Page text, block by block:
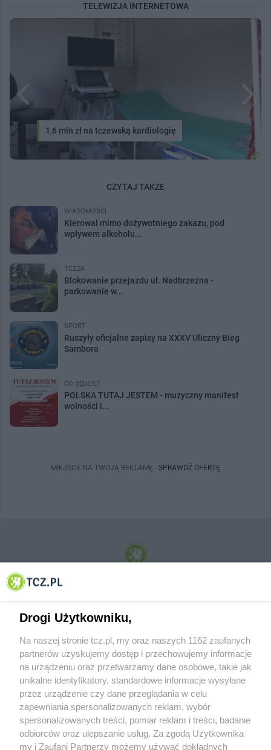
TELEWIZJA INTERNETOWA
1,6 mln zł na tczewską kardiologię
CZYTAJ TAKŻE
WIADOMOŚCI
Kierował mimo dożywotniego zakazu, pod
wpływem alkoholu...
TCZ24
Blokowanie przejazdu ul. Nadbrzeżna -
parkowanie w...
SPORT
Ruszyły oficjalne zapisy na XXXV Uliczny Bieg
Sambora
CO BĘDZIE?
POLSKA TUTAJ JESTEM - muzyczny manifest
wolności i...
MIEJSCE NA TWOJĄ REKLAMĘ - SPRAWDŹ OFERTĘ
© 2001-2026 Tczew - TCZ.PL Sp. z o.o. Internetowy Serwis Informacyjny Miasta
O FIRMIE POLITYKA PRYWATNOŚCI HOSTING
REKLAMA WSPÓŁPRACA RSS FACEBOOK KONTAKT
Drogi Użytkowniku,
Na naszej stronie tcz.pl, my oraz naszych 1162 zaufanych
partnerów uzyskujemy dostęp i przechowujemy informacje
na urządzeniu oraz przetwarzamy dane osobowe, takie jak
unikalne identyfikatory, standardowe informacje wysyłane
przez urządzenie czy dane przeglądania w celu
zapewniania spersonalizowanych reklam, wybór
spersonalizowanych treści, pomiar reklam i treści, badanie
odbiorców oraz ulepszanie usług. Za zgodą Użytkownika
my i Zaufani Partnerzy możemy używać dokładnych